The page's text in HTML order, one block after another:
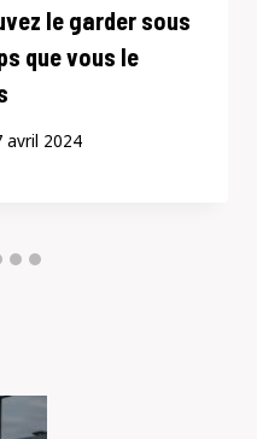
le garder sous
que vous le
avril 2024